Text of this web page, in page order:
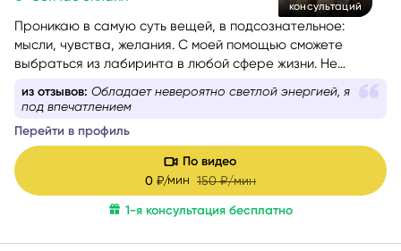
консультаций
Проникаю в самую суть вещей, в подсознательное:
мысли, чувства, желания. С моей помощью сможете
выбраться из лабиринта в любой сфере жизни. Не
формулировкой. На консультации со мной вы найдёте
из отзывов: Обладает невероятно светлой энергией, я
под впечатлением
Перейти в профиль
По видео
0 ₽/мин150 ₽/мин
1-я консультация бесплатно